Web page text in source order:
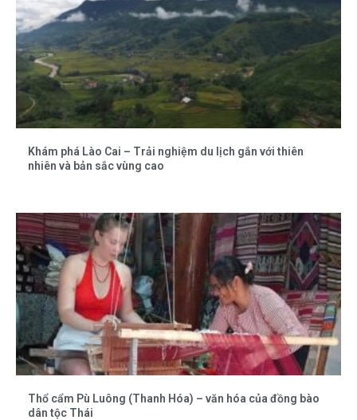
Khám phá Lào Cai – Trải nghiệm du lịch gắn với thiên
nhiên và bản sắc vùng cao
Thổ cẩm Pù Luông (Thanh Hóa) – văn hóa của đồng bào
dân tộc Thái